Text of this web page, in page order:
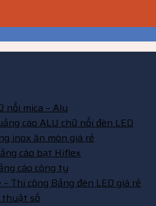
nổi mica – Alu
cáo ALU chữ nổi đèn LED
inox ăn mòn giá rẻ
cáo bạt Hiflex
cáo công ty
Thi công Bảng đèn LED giá rẻ
thuật số